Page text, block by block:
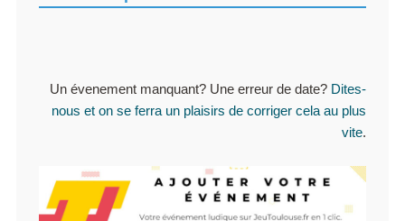
Un évenement manquant? Une erreur de date? Dites-
nous et on se ferra un plaisirs de corriger cela au plus
vite.